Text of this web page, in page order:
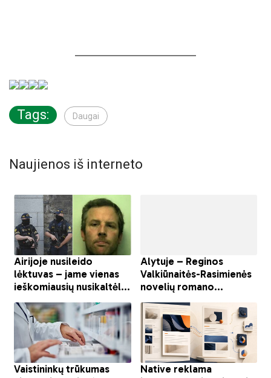
Tags: Daugai
Naujienos iš interneto